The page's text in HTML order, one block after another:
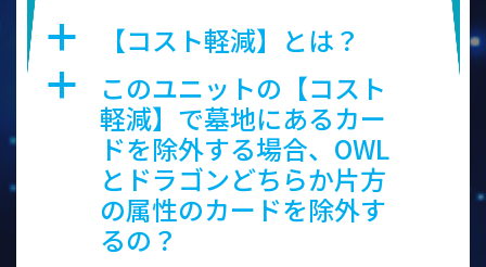
a 【コスト軽減】とは？
a
このユニットの【コスト
軽減】で墓地にあるカー
ドを除外する場合、OWL
とドラゴンどちらか片方
の属性のカードを除外す
るの？